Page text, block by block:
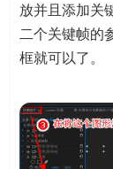
放并且添加关
二个关键帧的
框就可以了。